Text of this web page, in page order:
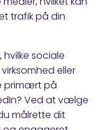
trafik på din
sociale
eller
primært på
Ved at vælge
målrette dit